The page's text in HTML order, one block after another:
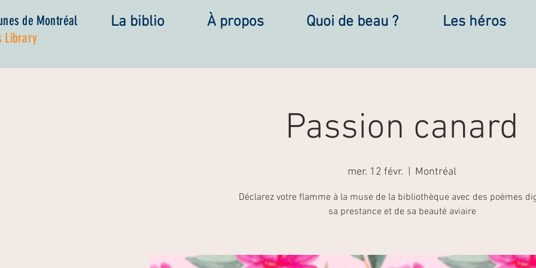
de Montréal
Library
La biblio À propos Quoi de beau ? Les héros
Passion canard
mer. 12 févr. Montréal
Déclarez votre flamme à la muse de la bibliothèque avec des poèmes
sa prestance et de sa beauté aviaire